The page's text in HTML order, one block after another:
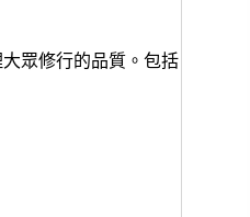
眾修行的品質。包括